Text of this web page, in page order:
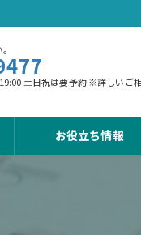
土日祝は要予約 ※詳しいご
お役立ち情報